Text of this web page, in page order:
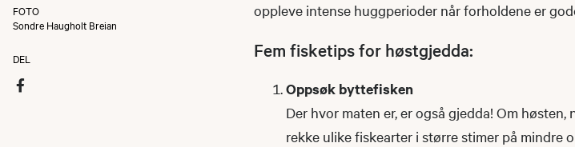
FOTO
Sondre Haugholt Breian
DEL
oppleve intense huggperioder når forholdene er
Fem fisketips for høstgjedda:
Oppsøk byttefisken
Der hvor maten er, er også gjedda! Om
rekke ulike fiskearter i større stimer på mindre